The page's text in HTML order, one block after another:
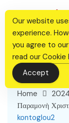
content
Home 2024
Παραμονὴ
kontoglou2
Our website
experience.
you agree to
read our Cookie
Accept